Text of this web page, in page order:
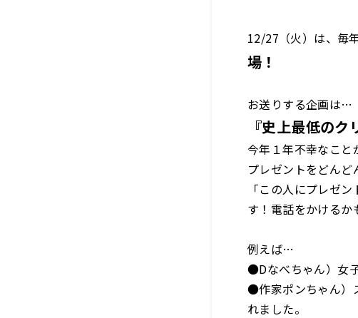
12/27（火）は、毎
場！
お送りする企画は…
『史上最低の
今年１年不幸なこと
プレゼントをどんど
「この人にプレゼ
す！電話をかけるか
例えば…
●Dなべちゃん）女
●作家ポンちゃん）
れました。